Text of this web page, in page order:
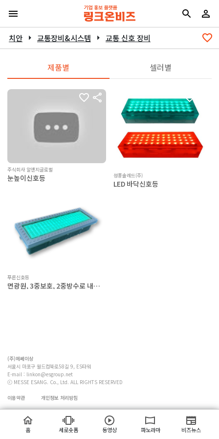
치안 arrow_right 교통장비&시스템 arrow_right 교통 신호 장비
제품별 셀러별
주식회사 알앤지글로벌
눈높이신호등 성풍솔레드(주)
LED 바닥신호등
푸른신호등
면광원, 3중보호, 2중방수로 내구
(주)메쎄이상
서울시 마포구 월드컵북로58길 9, ES타워
E-mail : linkon@esgroup.net
ⓒ MESSE ESANG. Co., Ltd. ALL RIGHTS RESERVED
이용약관 개인정보 처리방침
홈 세로숏폼 동영상 파노라마 비즈뉴스